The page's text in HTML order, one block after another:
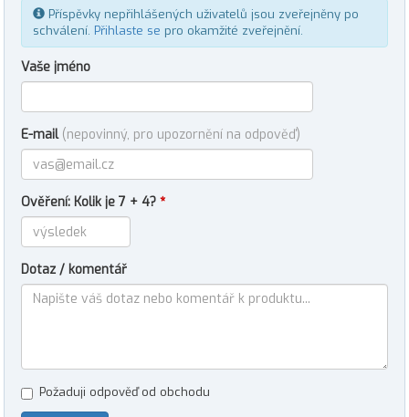
Příspěvky nepřihlášených uživatelů jsou zveřejněny po
schválení. Přihlaste se pro okamžité zveřejnění.
Vaše jméno
E-mail (nepovinný, pro upozornění na odpověď)
Ověření: Kolik je 7 + 4? *
Dotaz / komentář
Požaduji odpověď od obchodu